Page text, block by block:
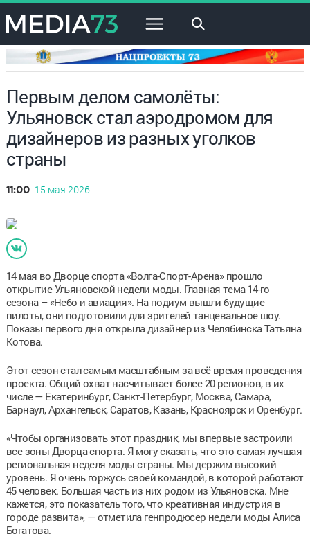
×
Первым делом самолёты:
Ульяновск стал аэродромом для
дизайнеров из разных уголков
страны
11:00 15 мая 2026
14 мая во Дворце спорта «Волга-Спорт-Арена» прошло
открытие Ульяновской недели моды. Главная тема 14-го
сезона – «Небо и авиация». На подиум вышли будущие
пилоты, они подготовили для зрителей танцевальное шоу.
Показы первого дня открыла дизайнер из Челябинска Татьяна
Котова.
Этот сезон стал самым масштабным за всё время проведения
проекта. Общий охват насчитывает более 20 регионов, в их
числе — Екатеринбург, Санкт-Петербург, Москва, Самара,
Барнаул, Архангельск, Саратов, Казань, Красноярск и Оренбург.
«Чтобы организовать этот праздник, мы впервые застроили
все зоны Дворца спорта. Я могу сказать, что это самая лучшая
региональная неделя моды страны. Мы держим высокий
уровень. Я очень горжусь своей командой, в которой работают
45 человек. Большая часть из них родом из Ульяновска. Мне
кажется, это показатель того, что креативная индустрия в
городе развита», — отметила генпродюсер недели моды Алиса
Богатова.